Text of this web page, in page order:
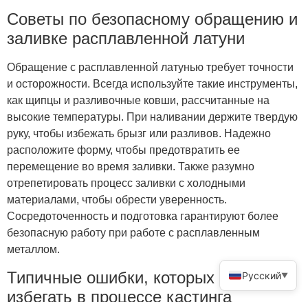
Советы по безопасному обращению и
заливке расплавленной латуни
Обращение с расплавленной латунью требует точности
и осторожности. Всегда используйте такие инструменты,
как щипцы и разливочные ковши, рассчитанные на
высокие температуры. При наливании держите твердую
руку, чтобы избежать брызг или разливов. Надежно
расположите форму, чтобы предотвратить ее
перемещение во время заливки. Также разумно
отрепетировать процесс заливки с холодными
материалами, чтобы обрести уверенность.
Сосредоточенность и подготовка гарантируют более
безопасную работу при работе с расплавленным
металлом.
Типичные ошибки, которых следует
избегать в процессе кастинга
Русский▼